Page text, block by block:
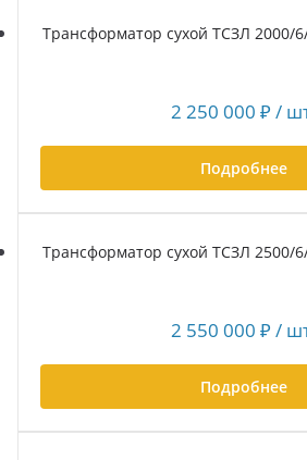
Трансформатор сухой ТСЗЛ 2000/
2 250 000 ₽ /
Подробнее
Трансформатор сухой ТСЗЛ 2500/
2 550 000 ₽ /
Подробнее